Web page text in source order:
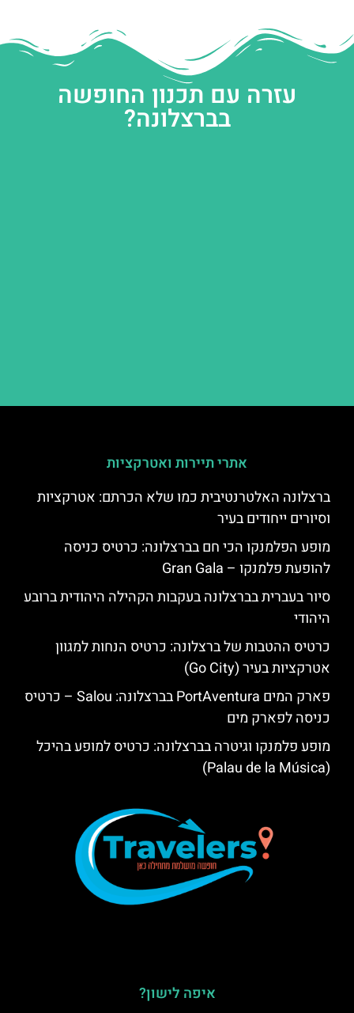
עזרה עם תכנון החופשה
בברצלונה?
אתרי תיירות ואטרקציות
ברצלונה האלטרנטיבית כמו שלא הכרתם: אטרקציות
וסיורים ייחודים בעיר
מופע הפלמנקו הכי חם בברצלונה: כרטיס כניסה
להופעת פלמנקו – Gran Gala
סיור בעברית בברצלונה בעקבות הקהילה היהודית ברובע
היהודי
כרטיס ההטבות של ברצלונה: כרטיס הנחות למגוון
אטרקציות בעיר (Go City)
פארק המים PortAventura בברצלונה: Salou – כרטיס
כניסה לפארק מים
מופע פלמנקו וגיטרה בברצלונה: כרטיס למופע בהיכל
(Palau de la Música)
איפה לישון?